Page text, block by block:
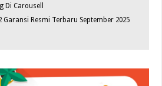
Di Carousell
Garansi Resmi Terbaru September 2025